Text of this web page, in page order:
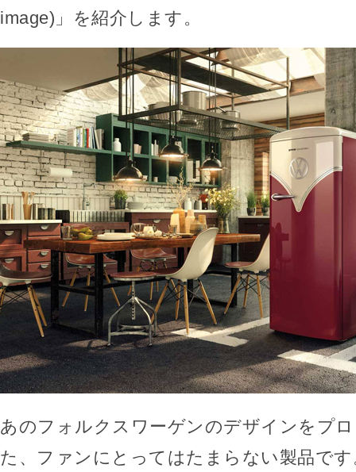
image)」を紹介します。
あのフォルクスワーゲンのデザインをプ
た、ファンにとってはたまらない製品で